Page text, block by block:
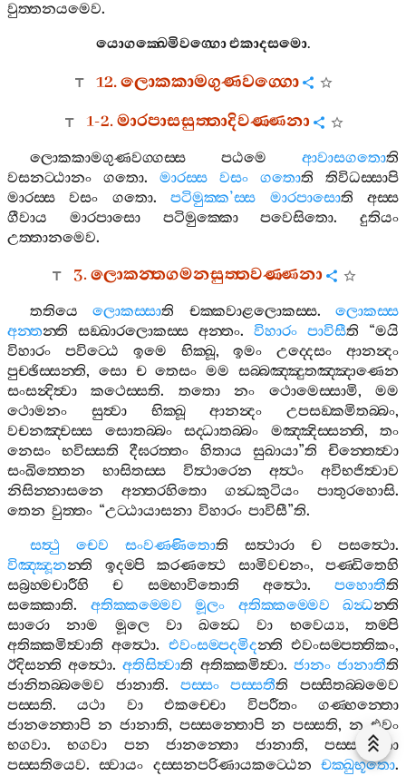
වුත‍්තනයමෙව.
යොගක‍්ඛෙමිවග‍්ගොඑකාදසමො.
12.ලොකකාමගුණවග‍්ගො
1-2.මාරපාසසුත‍්තාදිවණ‍්ණනා
ලොකකාමගුණවග‍්ගස‍්ස පඨමෙ ආවාසගතොති
වසනට‍්ඨානං
ගතො. මාරස‍්ස වසං ගතොති
තිවිධස‍්සාපි
මාරස‍්ස
වසං ගතො.පටිමුක‍්ක’ස‍්ස මාරපාසොති
අස‍්ස
ගීවාය
මාරපාසො පටිමුක‍්කො පවෙසිතො. දුතියං
උත‍්තානමෙව.
3.ලොකන‍්තගමනසුත‍්තවණ‍්ණනා
තතියෙ ලොකස‍්සාති චක‍්කවාළලොකස‍්ස.ලොකස‍්ස
අන‍්තන‍්ති සඞ‍්ඛාරලොකස‍්ස අන‍්තං. විහාරං පාවිසීති “මයි
විහාරං
පවිට‍්ඨෙ ඉමෙ භික‍්ඛූ,ඉමං උද‍්දෙසං
ආනන්‍දං
පුච‍්ඡිස‍්සන‍්ති, සො ච තෙසං මම සබ‍්බඤ‍්ඤුතඤ‍්ඤාණෙන
සංසන්‍දිත්‍වා
කථෙස‍්සති. තතො නං ථොමෙස‍්සාමි,මම
ථොමනං
සුත්‍වා භික‍්ඛූ ආනන්‍දං උපසඞ‍්කමිතබ‍්බං,
වචනඤ‍්චස‍්ස
සොතබ‍්බං සද‍්ධාතබ‍්බං මඤ‍්ඤිස‍්සන‍්ති, තං
නෙසං
භවිස‍්සති දීඝරත‍්තං හිතාය සුඛායා”ති
චින‍්තෙත්‍වා
සංඛිත‍්තෙන
භාසිතස‍්ස විත්‍ථාරෙන අත්‍ථං
අවිභජිත්‍වාව
නිසින‍්නාසනෙ
අන‍්තරහිතො ගන්‍ධකුටියං පාතුරහොසි.
තෙන වුත‍්තං “උට‍්ඨායාසනා විහාරං පාවිසී”ති.
සත්‍ථු
චෙව සංවණ‍්ණිතොති සත්‍ථාරා ච පසත්‍ථො.
විඤ‍්ඤූනන‍්ති ඉදම‍්පි කරණත්‍ථෙ සාමිවචනං, පණ‍්ඩිතෙහි
සබ්‍රහ‍්මචාරීහි
ච සම‍්භාවිතොති අත්‍ථො. පහොතීති
සක‍්කොති. අතික‍්කම‍්මෙව මූලං අතික‍්කම‍්මෙව ඛන්‍ධන‍්ති
සාරො
නාම මූලෙ වා ඛන්‍ධෙ වා භවෙය්‍ය,තම‍්පි
අතික‍්කමිත්‍වාති අත්‍ථො. එවංසම‍්පදමිදන‍්ති එවංසම‍්පත‍්තිකං,
ඊදිසන‍්ති අත්‍ථො.අතිසිත්‍වාති අතික‍්කමිත්‍වා. ජානං ජානාතීති
ජානිතබ‍්බමෙව
ජානාති. පස‍්සං පස‍්සතීති
පස‍්සිතබ‍්බමෙව
පස‍්සති.යථා වා එකච‍්චො විපරීතං
ගණ‍්හන‍්තො
ජානන‍්තොපි න ජානාති, පස‍්සන‍්තොපි න පස‍්සති,න එවං
භගවා.භගවා පන ජානන‍්තො ජානාති,පස‍්සන‍්තො
පස‍්සතියෙව.ස‍්වායං දස‍්සනපරිණායකට‍්ඨෙන චක‍්ඛුභූතො.